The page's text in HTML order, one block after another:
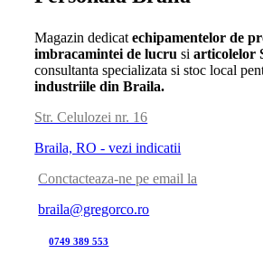
Magazin dedicatechipamentelor de
imbracamintei de lucru siarticolelor
consultanta specializata si stoc local
industriile din Braila.
Str. Celulozei nr. 16
Braila, RO - vezi indicatii
Conctacteaza-ne pe email la
braila@gregorco.ro
0749 389 553